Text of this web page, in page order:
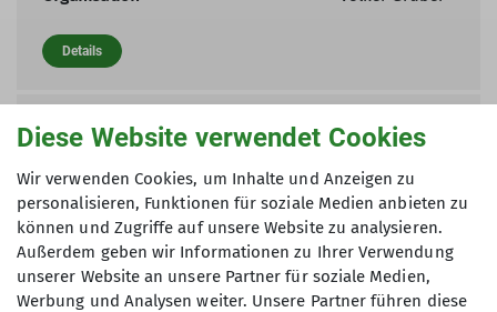
Details
Silvesterklettern
Organisation Volker Gruber
Details
Diese Website verwendet Cookies
Wir verwenden Cookies, um Inhalte und Anzeigen zu
personalisieren, Funktionen für soziale Medien anbieten zu
können und Zugriffe auf unsere Website zu analysieren.
Außerdem geben wir Informationen zu Ihrer Verwendung
unserer Website an unsere Partner für soziale Medien,
Werbung und Analysen weiter. Unsere Partner führen diese